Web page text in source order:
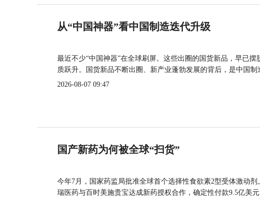
从“中国神器”看中国制造迭代升级
最近不少“中国神器”在全球刷屏。这些出圈的国货新品，早已
质跃升。国货新品不断出圈、新产业蓬勃发展的背后，是中国制
2026-08-07 09:47
国产新药为何被全球“扫货”
今年7月，国家药监局批准全球首个选择性食欲素2型受体激动
瑞医药与百时美施贵宝达成新药授权合作，确定性付款9.5亿美